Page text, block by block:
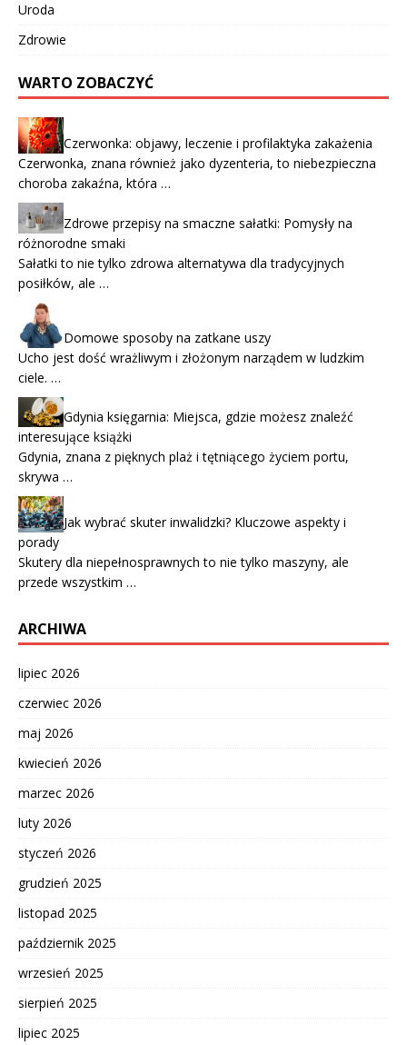
Uroda
Zdrowie
WARTO ZOBACZYĆ
Czerwonka: objawy, leczenie i profilaktyka zakażenia
Czerwonka, znana również jako dyzenteria, to niebezpieczna
choroba zakaźna, która …
Zdrowe przepisy na smaczne sałatki: Pomysły na
różnorodne smaki
Sałatki to nie tylko zdrowa alternatywa dla tradycyjnych
posiłków, ale …
Domowe sposoby na zatkane uszy
Ucho jest dość wrażliwym i złożonym narządem w ludzkim
ciele. …
Gdynia księgarnia: Miejsca, gdzie możesz znaleźć
interesujące książki
Gdynia, znana z pięknych plaż i tętniącego życiem portu,
skrywa …
Jak wybrać skuter inwalidzki? Kluczowe aspekty i
porady
Skutery dla niepełnosprawnych to nie tylko maszyny, ale
przede wszystkim …
ARCHIWA
lipiec 2026
czerwiec 2026
maj 2026
kwiecień 2026
marzec 2026
luty 2026
styczeń 2026
grudzień 2025
listopad 2025
październik 2025
wrzesień 2025
sierpień 2025
lipiec 2025